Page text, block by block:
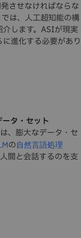
させなければならな
は、人工超知能の構
します。ASIが現実
進化する必要があり
タ・セット
、膨大なデータ・セ
の自然言語処理
間と会話するのを支